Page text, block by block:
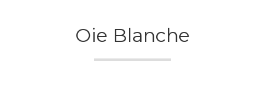
Oie Blanche